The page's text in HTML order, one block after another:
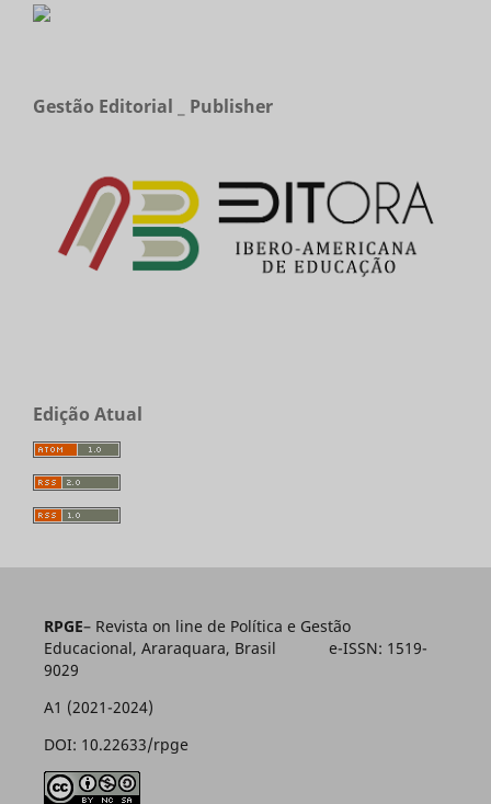
Gestão Editorial _ Publisher
Edição Atual
RPGE– Revista on line de Política e Gestão
Educacional, Araraquara, Brasil e-ISSN: 1519-
9029
A1 (2021-2024)
DOI: 10.22633/rpge